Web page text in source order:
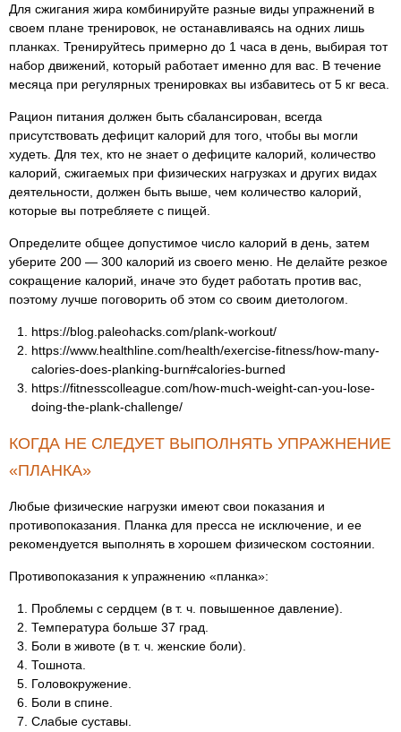
Для сжигания жира комбинируйте разные виды упражнений в
своем плане тренировок, не останавливаясь на одних лишь
планках. Тренируйтесь примерно до 1 часа в день, выбирая тот
набор движений, который работает именно для вас. В течение
месяца при регулярных тренировках вы избавитесь от 5 кг веса.
Рацион питания должен быть сбалансирован, всегда
присутствовать дефицит калорий для того, чтобы вы могли
худеть. Для тех, кто не знает о дефиците калорий, количество
калорий, сжигаемых при физических нагрузках и других видах
деятельности, должен быть выше, чем количество калорий,
которые вы потребляете с пищей.
Определите общее допустимое число калорий в день, затем
уберите 200 — 300 калорий из своего меню. Не делайте резкое
сокращение калорий, иначе это будет работать против вас,
поэтому лучше поговорить об этом со своим диетологом.
https://blog.paleohacks.com/plank-workout/
https://www.healthline.com/health/exercise-fitness/how-many-
calories-does-planking-burn#calories-burned
https://fitnesscolleague.com/how-much-weight-can-you-lose-
doing-the-plank-challenge/
КОГДА НЕ СЛЕДУЕТ ВЫПОЛНЯТЬ УПРАЖНЕНИЕ
«ПЛАНКА»
Любые физические нагрузки имеют свои показания и
противопоказания. Планка для пресса не исключение, и ее
рекомендуется выполнять в хорошем физическом состоянии.
Противопоказания к упражнению «планка»:
Проблемы с сердцем (в т. ч. повышенное давление).
Температура больше 37 град.
Боли в животе (в т. ч. женские боли).
Тошнота.
Головокружение.
Боли в спине.
Слабые суставы.